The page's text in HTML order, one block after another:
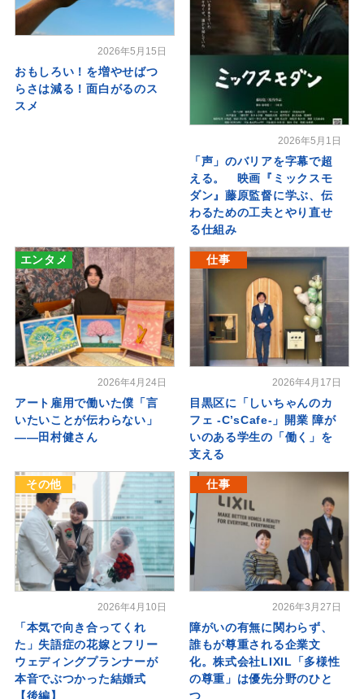
2026年5月15日
おもしろい！を増やせばつ
らさは減る！面白がるのス
スメ
2026年5月1日
「声」のバリアを字幕で超
える。 映画『ミックスモ
ダン』藤原監督に学ぶ、伝
わるための工夫とやり直せ
る仕組み
エンタメ
2026年4月24日
アート雇用で働いた僕「言
いたいことが伝わらない」
――田村健さん
仕事
2026年4月17日
目黒区に「しいちゃんのカ
フェ -C’sCafe-」開業 障が
いのある学生の「働く」を
支える
その他
2026年4月10日
「本気で向き合ってくれ
た」失語症の花嫁とフリー
ウェディングプランナーが
本音でぶつかった結婚式
【後編】
仕事
2026年3月27日
障がいの有無に関わらず、
誰もが尊重される企業文
化。株式会社LIXIL「多様性
の尊重」は優先分野のひと
つ